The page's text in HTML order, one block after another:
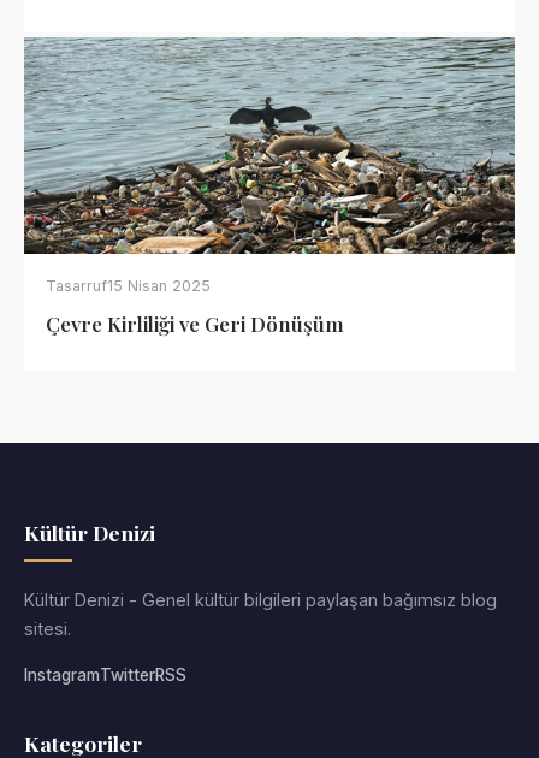
Tasarruf15 Nisan 2025
Çevre Kirliliği ve Geri Dönüşüm
Kültür Denizi
Kültür Denizi - Genel kültür bilgileri paylaşan bağımsız blog
sitesi.
InstagramTwitterRSS
Kategoriler